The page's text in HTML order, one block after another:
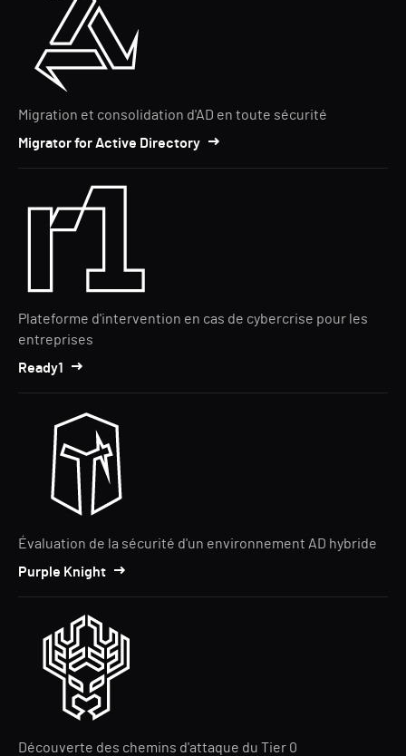
Migration et consolidation d'AD en toute sécurité
Migrator for Active Directory
Plateforme d'intervention en cas de cybercrise pour les
entreprises
Ready1
Évaluation de la sécurité d'un environnement AD hybride
Purple Knight
Découverte des chemins d'attaque du Tier 0